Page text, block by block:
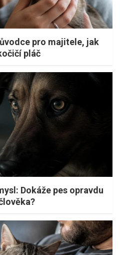
pro majitele, jak
pláč
Dokáže pes opravdu